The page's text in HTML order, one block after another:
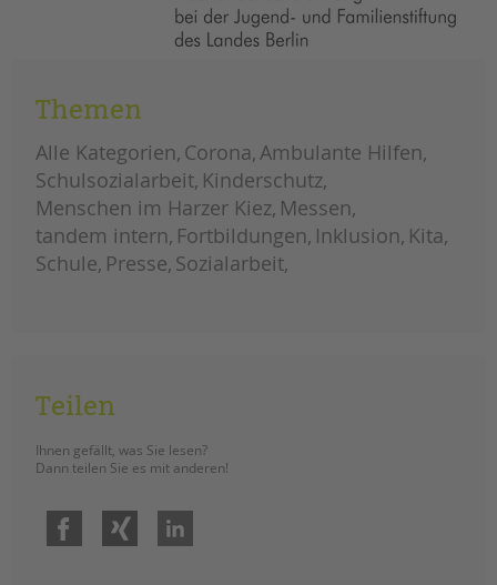
Themen
Alle Kategorien Corona Ambulante Hilfen
Schulsozialarbeit Kinderschutz
Menschen im Harzer Kiez Messen
tandem intern Fortbildungen Inklusion Kita
Schule Presse Sozialarbeit
Teilen
Ihnen gefällt, was Sie lesen?
Dann teilen Sie es mit anderen!
Facebook